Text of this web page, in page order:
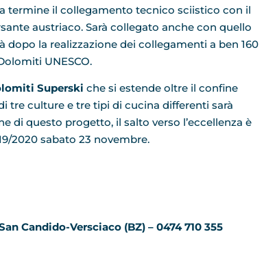
termine il collegamento tecnico sciistico con il
austriaco. Sarà collegato anche con quello
dopo la realizzazione dei collegamenti a ben 160
UNESCO.
Superski che si estende oltre il confine
tre culture e tre tipi di cucina differenti sarà
di questo progetto, il salto verso l’eccellenza è
2020 sabato 23 novembre.
Candido-Versciaco (BZ) – 0474 710 355